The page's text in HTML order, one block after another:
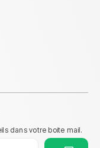
dans votre boite mail.